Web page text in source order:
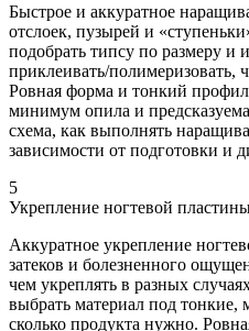
Быстрое и аккуратное
отслоек, пузырей и
подобрать типсу по размеру и
приклеивать/полимеризовать,
Ровная форма и тонкий
минимум опила и
схема, как выполнять
зависимости от подготовки и
5
Укрепление ногтевой
Аккуратное укрепление
затеков и болезненного
чем укреплять в разных
выбрать материал под
сколько продукта нужно.